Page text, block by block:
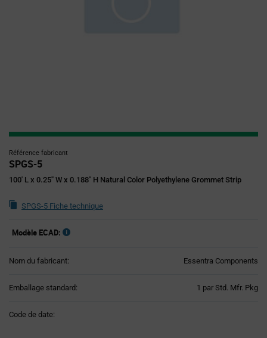
Référence fabricant
SPGS-5
100' L x 0.25" W x 0.188" H Natural Color Polyethylene Grommet Strip
SPGS-5 Fiche technique
Modèle ECAD:
Nom du fabricant: Essentra Components
Emballage standard: 1 par Std. Mfr. Pkg
Code de date: